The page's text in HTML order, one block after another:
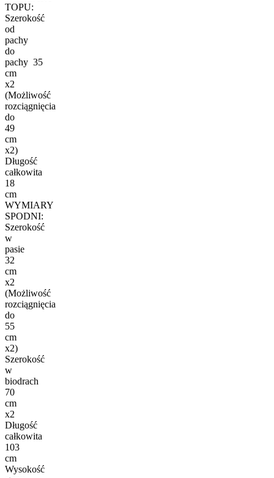
TOPU:
Szerokość
od
pachy
do
pachy 35
cm
x2
(Możliwość
rozciągnięcia
do
49
cm
x2)
Długość
całkowita
18
cm
WYMIARY
SPODNI:
Szerokość
w
pasie
32
cm
x2
(Możliwość
rozciągnięcia
do
55
cm
x2)
Szerokość
w
biodrach
70
cm
x2
Długość
całkowita
103
cm
Wysokość